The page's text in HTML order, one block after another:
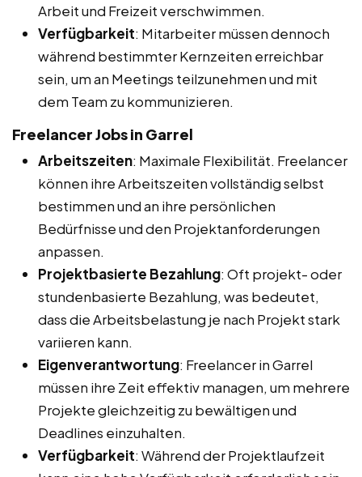
Arbeit und Freizeit verschwimmen.
Verfügbarkeit: Mitarbeiter müssen dennoch
während bestimmter Kernzeiten erreichbar
sein, um an Meetings teilzunehmen und mit
dem Team zu kommunizieren.
Freelancer Jobs in Garrel
Arbeitszeiten: Maximale Flexibilität. Freelancer
können ihre Arbeitszeiten vollständig selbst
bestimmen und an ihre persönlichen
Bedürfnisse und den Projektanforderungen
anpassen.
Projektbasierte Bezahlung: Oft projekt- oder
stundenbasierte Bezahlung, was bedeutet,
dass die Arbeitsbelastung je nach Projekt stark
variieren kann.
Eigenverantwortung: Freelancer in Garrel
müssen ihre Zeit effektiv managen, um mehrere
Projekte gleichzeitig zu bewältigen und
Deadlines einzuhalten.
Verfügbarkeit: Während der Projektlaufzeit